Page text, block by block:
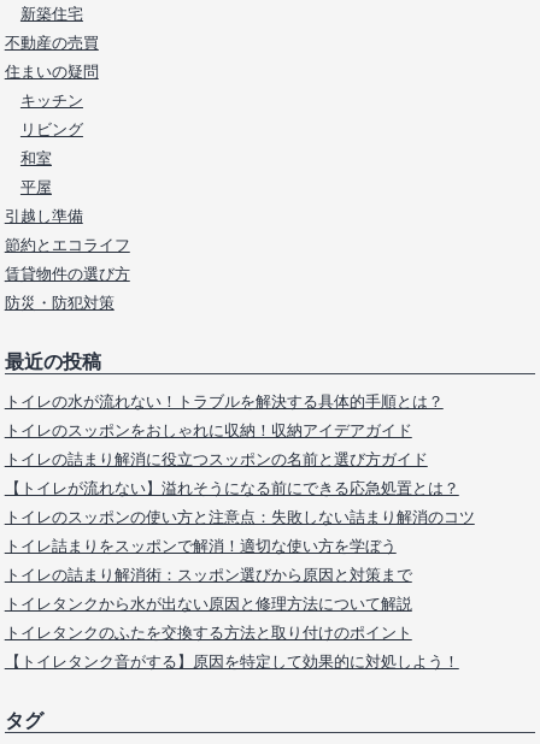
新築住宅
不動産の売買
住まいの疑問
キッチン
リビング
和室
平屋
引越し準備
節約とエコライフ
賃貸物件の選び方
防災・防犯対策
最近の投稿
トイレの水が流れない！トラブルを解決する具体的手順とは？
トイレのスッポンをおしゃれに収納！収納アイデアガイド
トイレの詰まり解消に役立つスッポンの名前と選び方ガイド
【トイレが流れない】溢れそうになる前にできる応急処置とは？
トイレのスッポンの使い方と注意点：失敗しない詰まり解消のコツ
トイレ詰まりをスッポンで解消！適切な使い方を学ぼう
トイレの詰まり解消術：スッポン選びから原因と対策まで
トイレタンクから水が出ない原因と修理方法について解説
トイレタンクのふたを交換する方法と取り付けのポイント
【トイレタンク音がする】原因を特定して効果的に対処しよう！
タグ